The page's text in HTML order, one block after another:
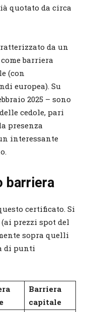
quotato da circa
da un
barriera
(con
europea). Su
2025 – sono
cedole, pari
presenza
interessante
barriera
certificato. Si
prezzi spot del
sopra quelli
di punti
Barriera
capitale